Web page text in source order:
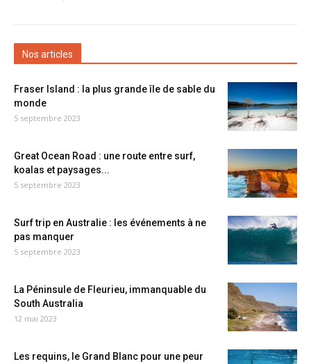
Nos articles
Fraser Island : la plus grande île de sable du
monde
5 septembre 2023
Great Ocean Road : une route entre surf,
koalas et paysages...
5 septembre 2023
Surf trip en Australie : les événements à ne
pas manquer
5 septembre 2023
La Péninsule de Fleurieu, immanquable du
South Australia
12 mai 2023
Les requins, le Grand Blanc pour une peur